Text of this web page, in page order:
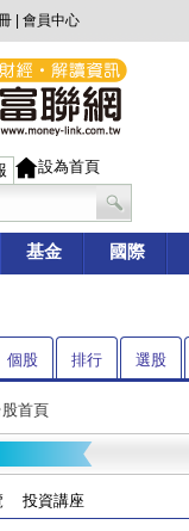
會員中心
設為首頁
基金 國際
個股 排行 選股
股首頁
投資講座